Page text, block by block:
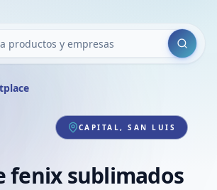
Buscar
CAPITAL, SAN LUIS
fenix sublimados